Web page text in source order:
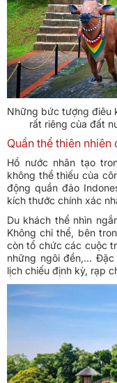
Những bức tượng điêu
rất riêng của đất
Quần thể thiên nhiên
Hồ nước nhân tạo
không thể thiếu của
động quần đảo
kích thước chính xác
Du khách thể nhìn
Không chỉ thể, bên
còn tổ chức các cuộc
những ngôi đền,...
lịch chiếu định kỳ, rạp